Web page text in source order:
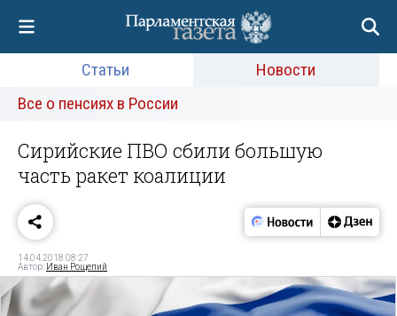
Статьи
Новости
Все о пенсиях в России
Сирийские ПВО сбили большую
часть ракет коалиции
14.04.2018 08:27
Автор: Иван Рощепий